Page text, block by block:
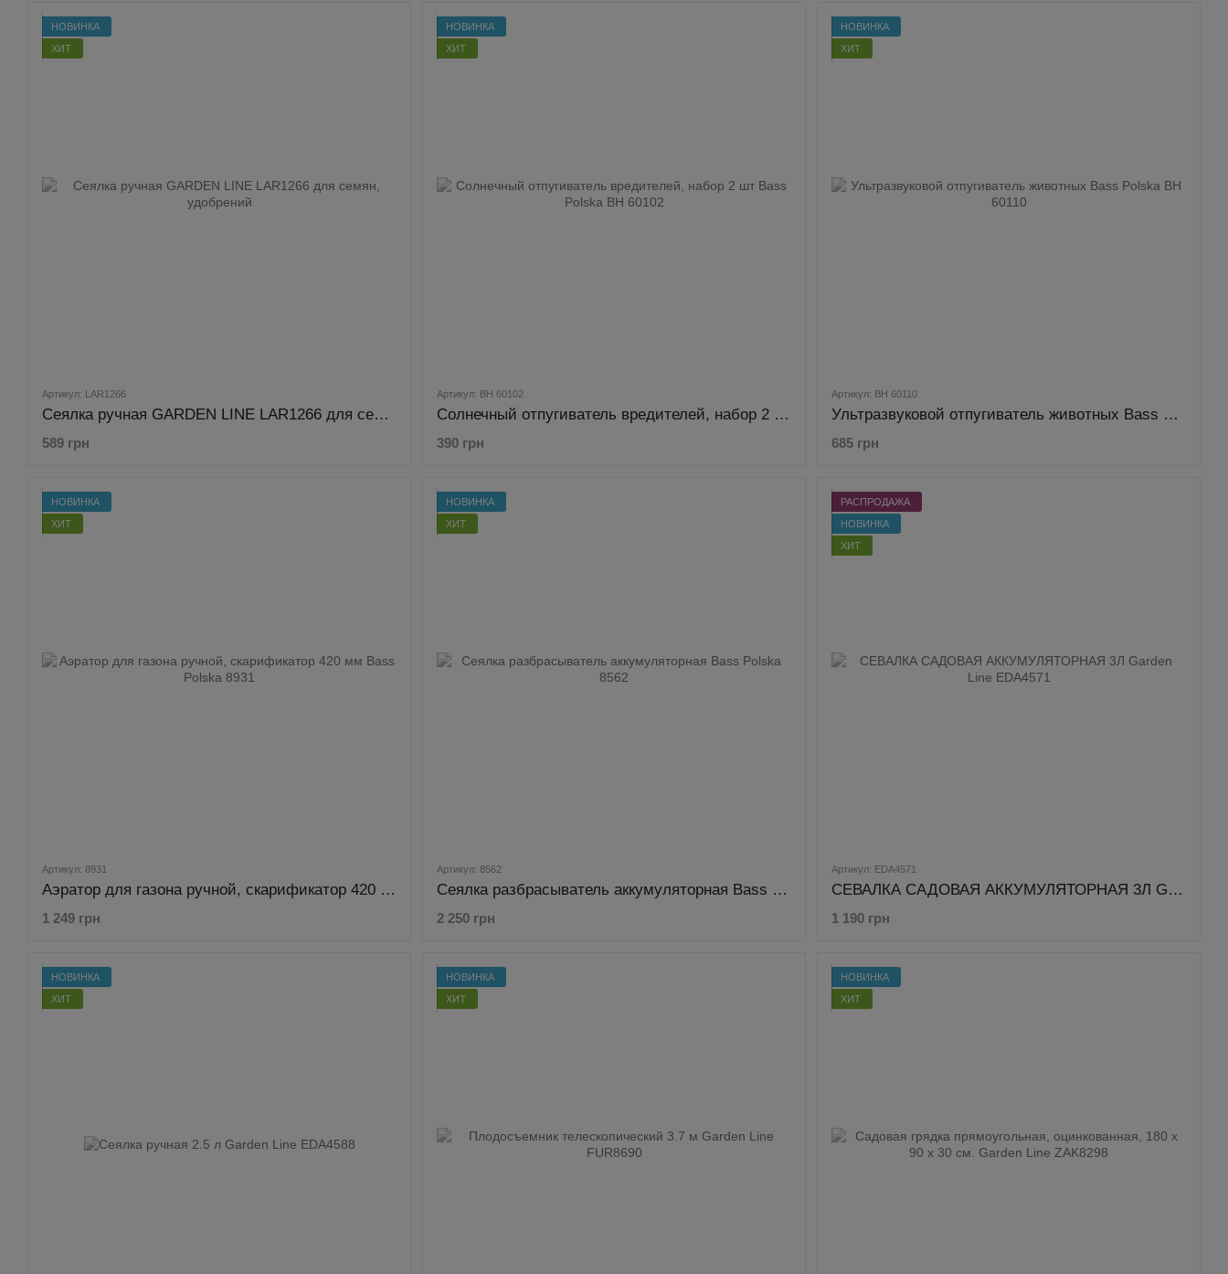
НОВИНКА
ХИТ
Артикул: LAR1266
Сеялка ручная GARDEN LINE LAR1266 для семян, удобрений
589 грн
НОВИНКА
ХИТ
Артикул: BH 60102
Солнечный отпугиватель вредителей, набор 2 шт Bass Polska BH 60102
390 грн
НОВИНКА
ХИТ
Артикул: BH 60110
Ультразвуковой отпугиватель животных Bass Polska BH 60110
685 грн
НОВИНКА
ХИТ
Артикул: 8931
Аэратор для газона ручной, скарификатор 420 мм Bass Polska 8931
1 249 грн
НОВИНКА
ХИТ
Артикул: 8562
Сеялка разбрасыватель аккумуляторная Bass Polska 8562
2 250 грн
РАСПРОДАЖА
НОВИНКА
ХИТ
Артикул: EDA4571
СЕВАЛКА САДОВАЯ АККУМУЛЯТОРНАЯ 3Л Garden Line EDA4571
1 190 грн
НОВИНКА
ХИТ
НОВИНКА
ХИТ
НОВИНКА
ХИТ